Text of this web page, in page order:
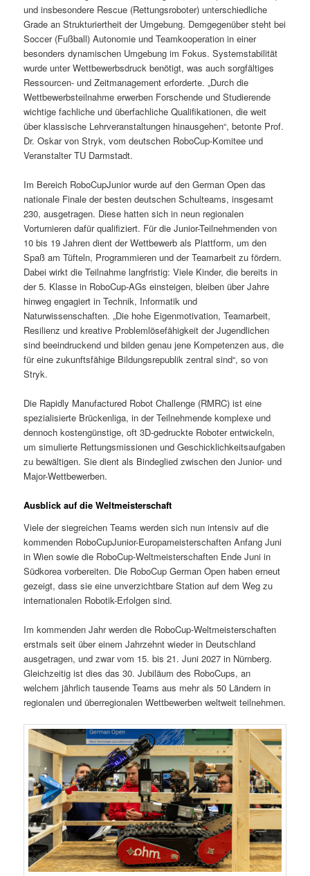
und insbesondere Rescue (Rettungsroboter) unterschiedliche
Grade an Strukturiertheit der Umgebung. Demgegenüber steht bei
Soccer (Fußball) Autonomie und Teamkooperation in einer
besonders dynamischen Umgebung im Fokus. Systemstabilität
wurde unter Wettbewerbsdruck benötigt, was auch sorgfältiges
Ressourcen- und Zeitmanagement erforderte. „Durch die
Wettbewerbsteilnahme erwerben Forschende und Studierende
wichtige fachliche und überfachliche Qualifikationen, die weit
über klassische Lehrveranstaltungen hinausgehen“, betonte Prof.
Dr. Oskar von Stryk, vom deutschen RoboCup-Komitee und
Veranstalter TU Darmstadt.
Im Bereich RoboCupJunior wurde auf den German Open das
nationale Finale der besten deutschen Schulteams, insgesamt
230, ausgetragen. Diese hatten sich in neun regionalen
Vorturnieren dafür qualifiziert. Für die Junior-Teilnehmenden von
10 bis 19 Jahren dient der Wettbewerb als Plattform, um den
Spaß am Tüfteln, Programmieren und der Teamarbeit zu fördern.
Dabei wirkt die Teilnahme langfristig: Viele Kinder, die bereits in
der 5. Klasse in RoboCup-AGs einsteigen, bleiben über Jahre
hinweg engagiert in Technik, Informatik und
Naturwissenschaften. „Die hohe Eigenmotivation, Teamarbeit,
Resilienz und kreative Problemlösefähigkeit der Jugendlichen
sind beeindruckend und bilden genau jene Kompetenzen aus, die
für eine zukunftsfähige Bildungsrepublik zentral sind“, so von
Stryk.
Die Rapidly Manufactured Robot Challenge (RMRC) ist eine
spezialisierte Brückenliga, in der Teilnehmende komplexe und
dennoch kostengünstige, oft 3D-gedruckte Roboter entwickeln,
um simulierte Rettungsmissionen und Geschicklichkeitsaufgaben
zu bewältigen. Sie dient als Bindeglied zwischen den Junior- und
Major-Wettbewerben.
Ausblick auf die Weltmeisterschaft
Viele der siegreichen Teams werden sich nun intensiv auf die
kommenden RoboCupJunior-Europameisterschaften Anfang Juni
in Wien sowie die RoboCup-Weltmeisterschaften Ende Juni in
Südkorea vorbereiten. Die RoboCup German Open haben erneut
gezeigt, dass sie eine unverzichtbare Station auf dem Weg zu
internationalen Robotik-Erfolgen sind.
Im kommenden Jahr werden die RoboCup-Weltmeisterschaften
erstmals seit über einem Jahrzehnt wieder in Deutschland
ausgetragen, und zwar vom 15. bis 21. Juni 2027 in Nürnberg.
Gleichzeitig ist dies das 30. Jubiläum des RoboCups, an
welchem jährlich tausende Teams aus mehr als 50 Ländern in
regionalen und überregionalen Wettbewerben weltweit teilnehmen.